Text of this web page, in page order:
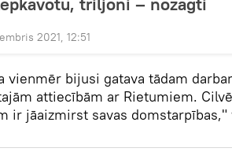
2021, 12:51
vienmēr bijusi gatava tādam
attiecībām ar Rietumiem.
ir jāaizmirst savas domstarpības,"